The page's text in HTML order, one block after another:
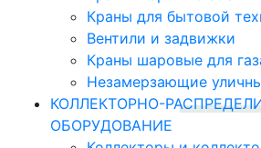
Краны для бытовой
Вентили и задвижки
Краны шаровые для
Незамерзающие
КОЛЛЕКТОРНО-
ОБОРУДОВАНИЕ